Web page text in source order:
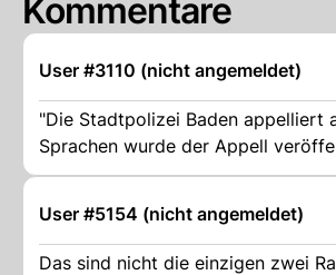
Kommentare
User #3110 (nicht angemeldet)
"Die Stadtpolizei Baden appelliert
Sprachen wurde der Appell
User #5154 (nicht angemeldet)
Das sind nicht die einzigen zwei